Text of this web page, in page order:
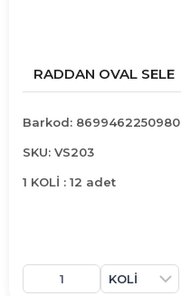
RADDAN OVAL SELE
Barkod: 8699462250980
SKU: VS203
1 KOLİ : 12 adet